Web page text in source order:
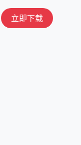
立即下载